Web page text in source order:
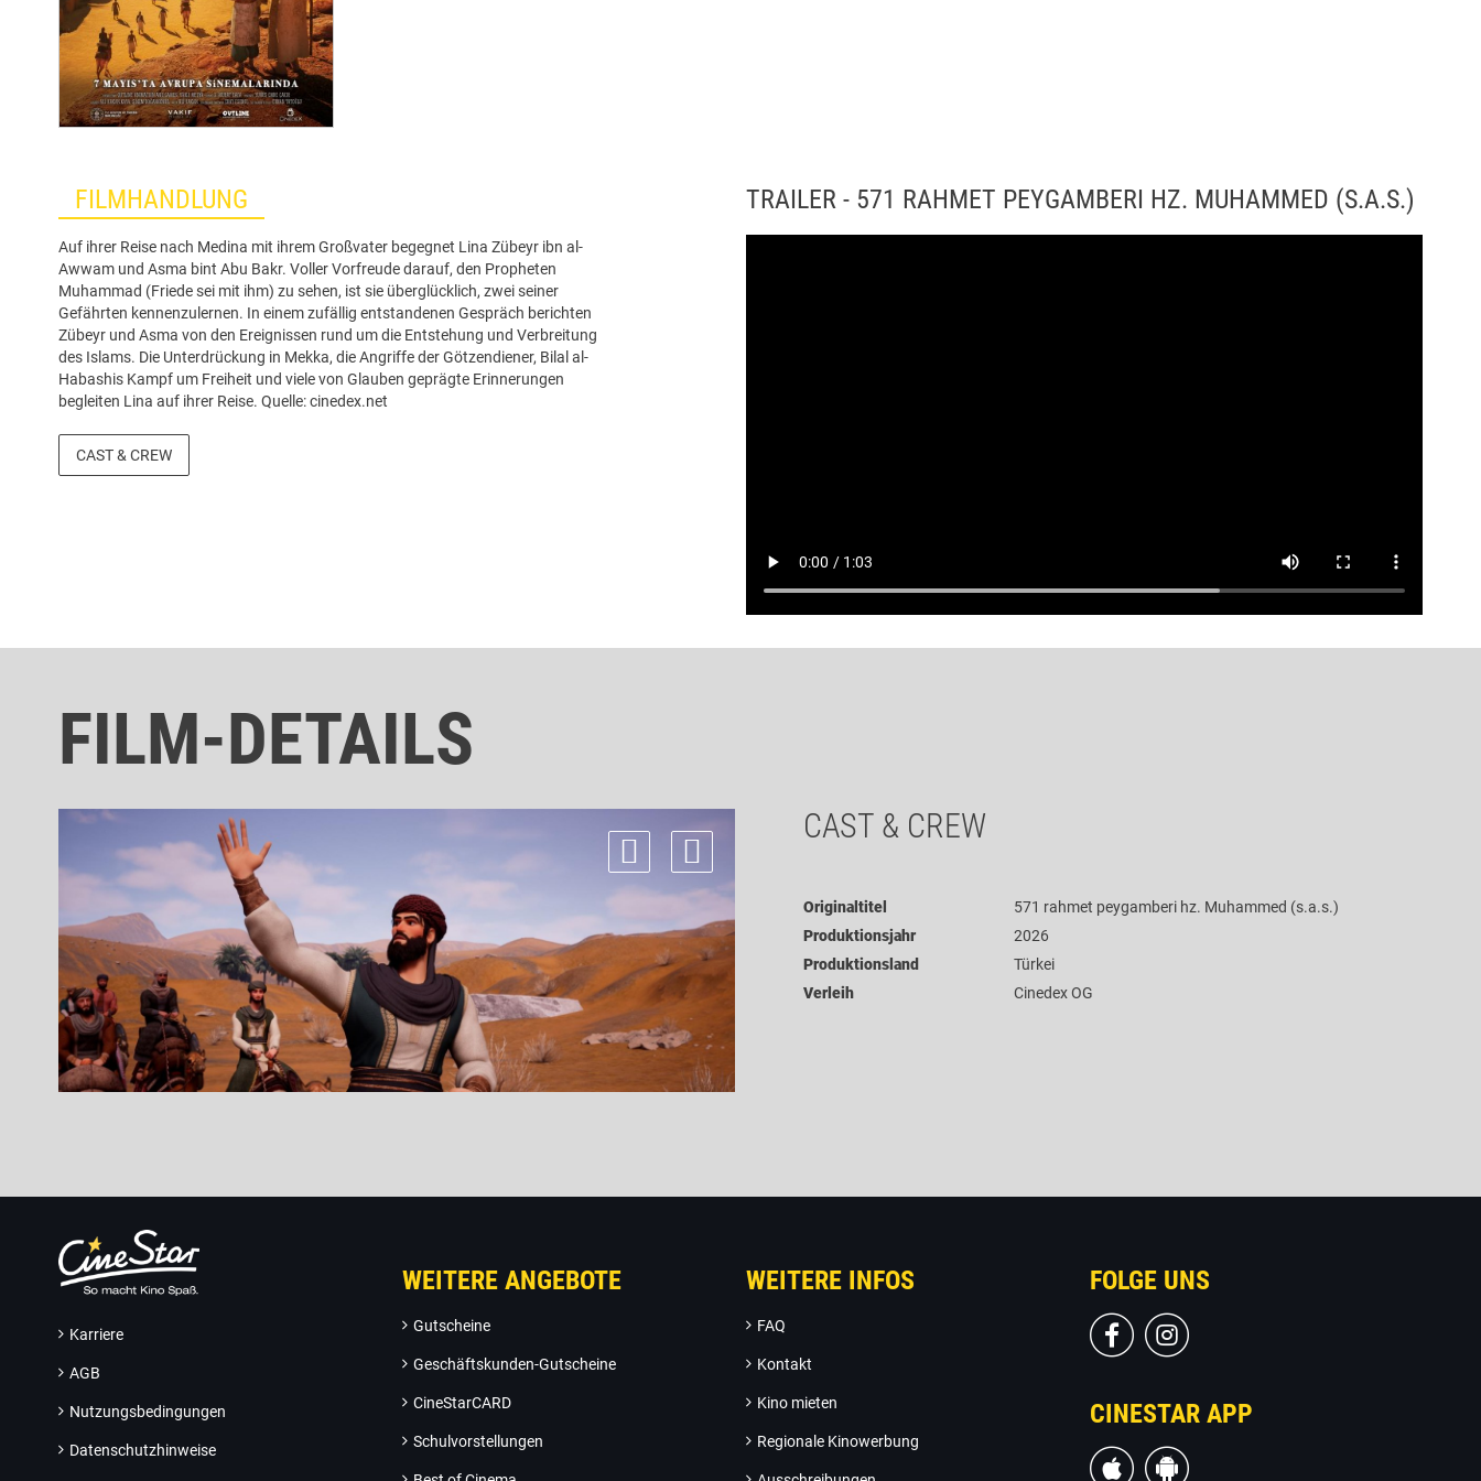
FILMHANDLUNG
Auf ihrer Reise nach Medina mit ihrem Großvater begegnet Lina Zübeyr ibn al-
Awwam und Asma bint Abu Bakr. Voller Vorfreude darauf, den Propheten
Muhammad (Friede sei mit ihm) zu sehen, ist sie überglücklich, zwei seiner
Gefährten kennenzulernen. In einem zufällig entstandenen Gespräch berichten
Zübeyr und Asma von den Ereignissen rund um die Entstehung und Verbreitung
des Islams. Die Unterdrückung in Mekka, die Angriffe der Götzendiener, Bilal al-
Habashis Kampf um Freiheit und viele von Glauben geprägte Erinnerungen
begleiten Lina auf ihrer Reise. Quelle: cinedex.net
CAST & CREW
TRAILER - 571 RAHMET PEYGAMBERI HZ. MUHAMMED (S.A.S.)
FILM-DETAILS
CAST & CREW
Originaltitel
571 rahmet peygamberi hz. Muhammed (s.a.s.)
Produktionsjahr
2026
Produktionsland
Türkei
Verleih
Cinedex OG
Karriere
AGB
Nutzungsbedingungen
Datenschutzhinweise
WEITERE ANGEBOTE
Gutscheine
Geschäftskunden-Gutscheine
CineStarCARD
Schulvorstellungen
WEITERE INFOS
FAQ
Kontakt
Kino mieten
Regionale Kinowerbung
FOLGE UNS
CINESTAR APP